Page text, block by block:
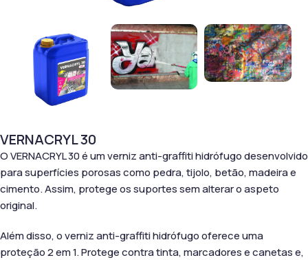
VERNACRYL 30
O VERNACRYL 30 é um verniz anti-graffiti hidrófugo desenvolvido
para superfícies porosas como pedra, tijolo, betão, madeira e
cimento. Assim, protege os suportes sem alterar o aspeto
original.
Além disso, o verniz anti-graffiti hidrófugo oferece uma
proteção 2 em 1. Protege contra tinta, marcadores e canetas e,